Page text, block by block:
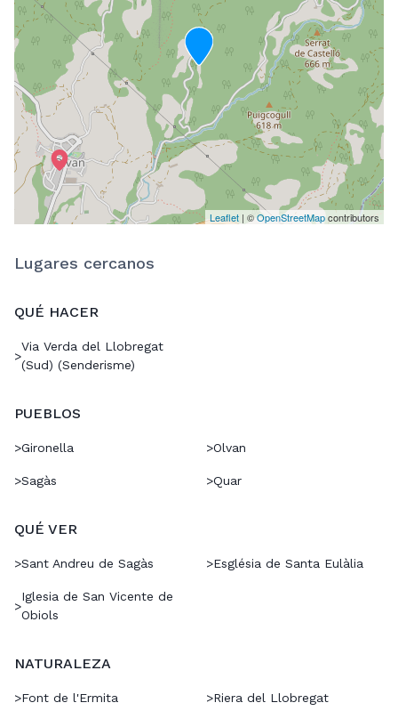
Leaflet | ©OpenStreetMapcontributors
Lugares cercanos
QUÉ HACER
>
Via Verda del Llobregat
(Sud) (Senderisme)
PUEBLOS
>Gironella >Olvan
>Sagàs >Quar
QUÉ VER
>Sant Andreu de Sagàs >Església de Santa Eulàlia
>
Iglesia de San Vicente de
Obiols
NATURALEZA
>Font de l'Ermita >Riera del Llobregat